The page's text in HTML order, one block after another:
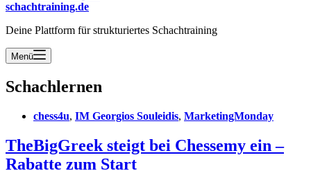
schachtraining.de
Deine Plattform für strukturiertes Schachtraining
Menü
Schachlernen
chess4u, IM Georgios Souleidis, MarketingMonday
TheBigGreek steigt bei Chessemy ein –
Rabatte zum Start